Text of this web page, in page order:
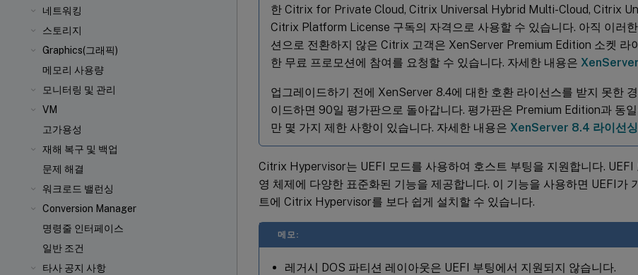
네트워킹
스토리지
Graphics(그래픽)
메모리 사용량
모니터링 및 관리
VM
고가용성
재해 복구 및 백업
문제 해결
워크로드 밸런싱
Conversion Manager
명령줄 인터페이스
일반 조건
타사 공지 사항
한 Citrix for Private Cloud, Citrix Universal Hybrid Multi-Cloud, Citrix
Citrix Platform License 구독의 자격으로 사용할 수 있습니다. 아직 이러
션으로 전환하지 않은 Citrix 고객은 XenServer Premium Edition 소켓 라
한 무료 프로모션에 참여를 요청할 수 있습니다. 자세한 내용은
업그레이드하기 전에 XenServer 8.4에 대한 호환 라이선스를 받지 못한
이드하면 90일 평가판으로 돌아갑니다. 평가판은 Premium Edition과 동
만 몇 가지 제한 사항이 있습니다. 자세한 내용은 XenServer 8.4 라이선
Citrix Hypervisor는 UEFI 모드를 사용하여 호스트 부팅을 지원합니다. UEFI
영 체제에 다양한 표준화된 기능을 제공합니다. 이 기능을 사용하면 UEFI가
트에 Citrix Hypervisor를 보다 쉽게 설치할 수 있습니다.
메모:
레거시 DOS 파티션 레이아웃은 UEFI 부팅에서 지원되지 않습니다.